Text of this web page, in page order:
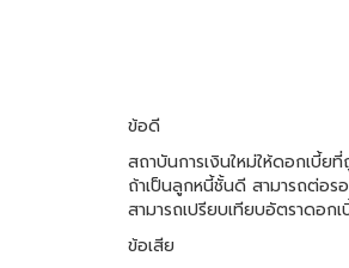
ข้อดี
สถาบันการเงินใหม่ให้ดอกเบี้ย
ถ้าเป็นลูกหนี้ชั้นดี สามารถต่อร
สามารถเปรียบเทียบอัตราดอกเ
ข้อเสีย